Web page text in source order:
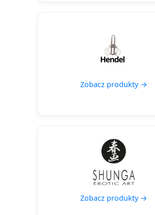
Zobacz produkty →
Zobacz produkty →